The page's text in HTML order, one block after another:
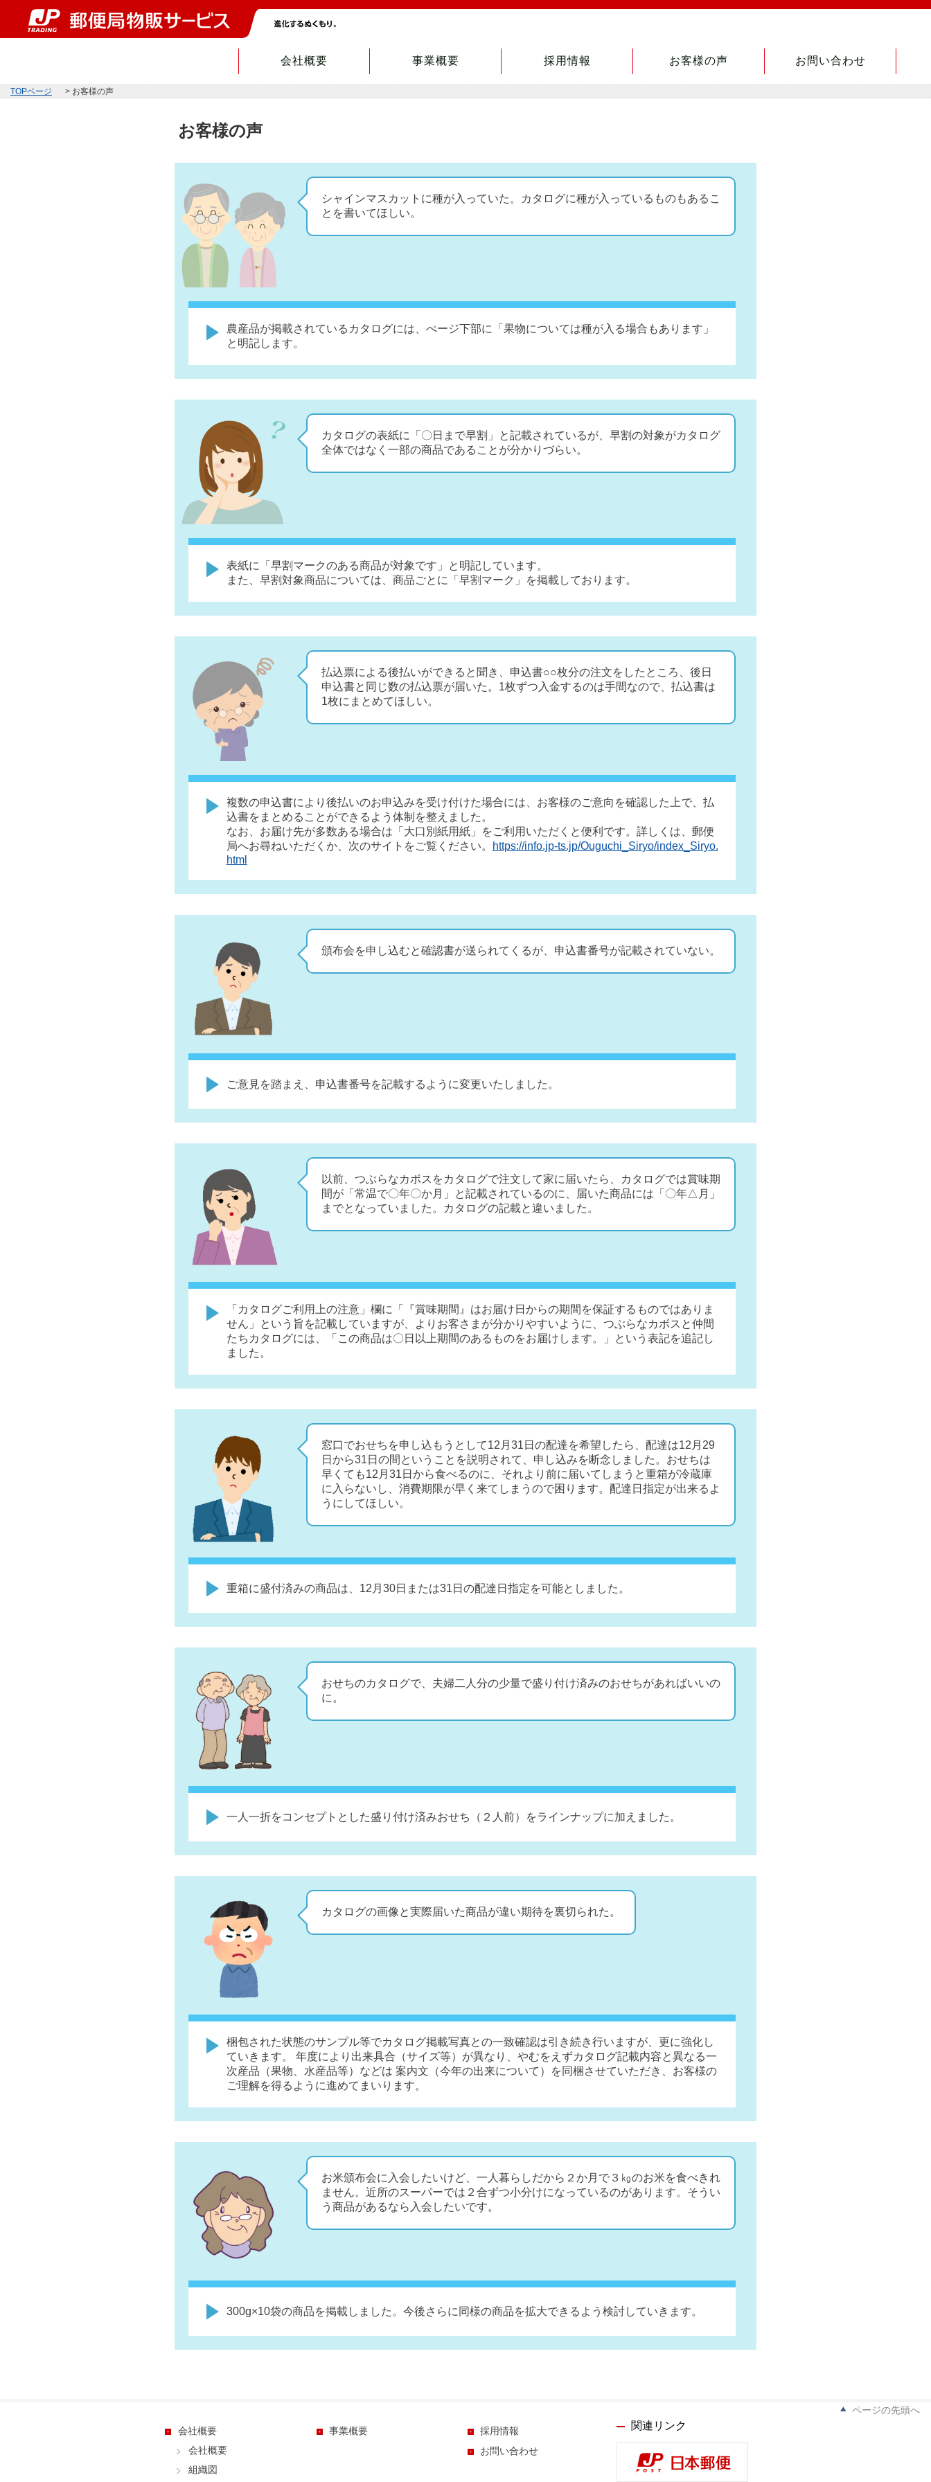
会社概要 事業概要 採用情報 お客様の声 お問い合わせ
TOPページ > お客様の声
お客様の声
シャインマスカットに種が入っていた。カタログに種が入っているものもあるこ
とを書いてほしい。
農産品が掲載されているカタログには、ぺージ下部に「果物については種が入る場合もあります」
と明記します。
カタログの表紙に「〇日まで早割」と記載されているが、早割の対象がカタログ
全体ではなく一部の商品であることが分かりづらい。
表紙に「早割マークのある商品が対象です」と明記しています。
また、早割対象商品については、商品ごとに「早割マーク」を掲載しております。
払込票による後払いができると聞き、申込書○○枚分の注文をしたところ、後日
申込書と同じ数の払込票が届いた。1枚ずつ入金するのは手間なので、払込書は
1枚にまとめてほしい。
複数の申込書により後払いのお申込みを受け付けた場合には、お客様のご意向を確認した上で、払
込書をまとめることができるよう体制を整えました。
なお、お届け先が多数ある場合は「大口別紙用紙」をご利用いただくと便利です。詳しくは、郵便
局へお尋ねいただくか、次のサイトをご覧ください。
https://info.jp-ts.jp/Ouguchi_Siryo/index_Siryo.
html
頒布会を申し込むと確認書が送られてくるが、申込書番号が記載されていない。
ご意見を踏まえ、申込書番号を記載するように変更いたしました。
以前、つぶらなカボスをカタログで注文して家に届いたら、カタログでは賞味期
間が「常温で〇年〇か月」と記載されているのに、届いた商品には「〇年△月」
までとなっていました。カタログの記載と違いました。
「カタログご利用上の注意」欄に「『賞味期間』はお届け日からの期間を保証するものではありま
せん」という旨を記載していますが、よりお客さまが分かりやすいように、つぶらなカボスと仲間
たちカタログには、「この商品は〇日以上期間のあるものをお届けします。」という表記を追記し
ました。
窓口でおせちを申し込もうとして12月31日の配達を希望したら、配達は12月29
日から31日の間ということを説明されて、申し込みを断念しました。おせちは
早くても12月31日から食べるのに、それより前に届いてしまうと重箱が冷蔵庫
に入らないし、消費期限が早く来てしまうので困ります。配達日指定が出来るよ
うにしてほしい。
重箱に盛付済みの商品は、12月30日または31日の配達日指定を可能としました。
おせちのカタログで、夫婦二人分の少量で盛り付け済みのおせちがあればいいの
に。
一人一折をコンセプトとした盛り付け済みおせち（２人前）をラインナップに加えました。
カタログの画像と実際届いた商品が違い期待を裏切られた。
梱包された状態のサンプル等でカタログ掲載写真との一致確認は引き続き行いますが、更に強化し
ていきます。 年度により出来具合（サイズ等）が異なり、やむをえずカタログ記載内容と異なる一
次産品（果物、水産品等）などは 案内文（今年の出来について）を同梱させていただき、お客様の
ご理解を得るように進めてまいります。
お米頒布会に入会したいけど、一人暮らしだから２か月で３㎏のお米を食べきれ
ません。近所のスーパーでは２合ずつ小分けになっているのがあります。そうい
う商品があるなら入会したいです。
300g×10袋の商品を掲載しました。今後さらに同様の商品を拡大できるよう検討していきます。
会社概要
会社概要
組織図
事業概要
採用情報
お問い合わせ
関連リンク
ページの先頭へ